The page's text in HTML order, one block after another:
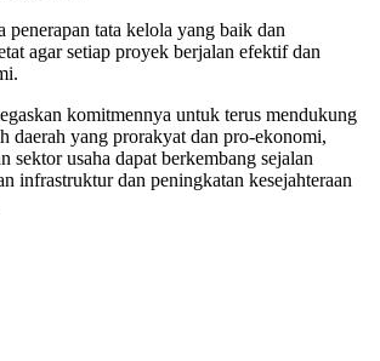
penerapan tata kelola yang baik dan
agar setiap proyek berjalan efektif dan
komitmennya untuk terus mendukung
daerah yang prorakyat dan pro-ekonomi,
sektor usaha dapat berkembang sejalan
infrastruktur dan peningkatan kesejahteraan